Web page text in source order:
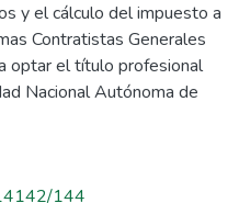
y el cálculo del impuesto a
Contratistas Generales
optar el título profesional
Nacional Autónoma de
144